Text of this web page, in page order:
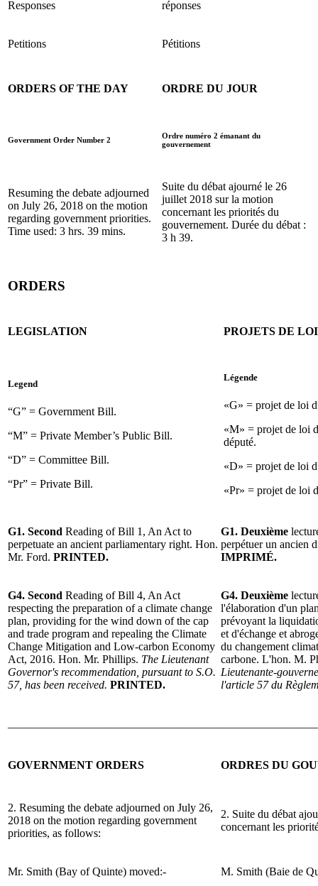
Responses réponses
Petitions Pétitions
ORDERS OF THE DAY ORDRE DU JOUR
Government Order Number 2
Ordre numéro 2 émanant du
gouvernement
Resuming the debate adjourned
on July 26, 2018 on the motion
regarding government priorities.
Time used: 3 hrs. 39 mins.
Suite du débat ajourné le 26
juillet 2018 sur la motion
concernant les priorités du
gouvernement. Durée du débat :
3 h 39.
ORDERS
LEGISLATION PROJETS DE LOI
Legend
“G” = Government Bill.
“M” = Private Member’s Public Bill.
“D” = Committee Bill.
“Pr” = Private Bill.
Légende
«G» = projet de loi
«M» = projet de loi
député.
«D» = projet de loi
«Pr» = projet de loi
G1. Second Reading of Bill 1, An Act to
perpetuate an ancient parliamentary right. Hon.
Mr. Ford. PRINTED.
G1. Deuxième
perpétuer un ancien
IMPRIMÉ.
G4. Second Reading of Bill 4, An Act
respecting the preparation of a climate change
plan, providing for the wind down of the cap
and trade program and repealing the Climate
Change Mitigation and Low-carbon Economy
Act, 2016. Hon. Mr. Phillips. The Lieutenant
Governor's recommendation, pursuant to S.O.
57, has been received. PRINTED.
G4. Deuxième
l'élaboration d'un
prévoyant la
et d'échange et
du changement
carbone. L'hon. M.
Lieutenante-
l'article 57 du
GOVERNMENT ORDERS ORDRES DU
2. Resuming the debate adjourned on July 26,
2018 on the motion regarding government
priorities, as follows:
2. Suite du débat
concernant les
Mr. Smith (Bay of Quinte) moved:- M. Smith (Baie de